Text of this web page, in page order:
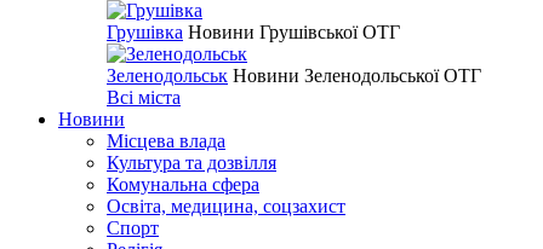
Грушівка Новини Грушівської ОТГ
Зеленодольськ Новини Зеленодольської ОТГ
Всі міста
Новини
Місцева влада
Культура та дозвілля
Комунальна сфера
Освіта, медицина, соцзахист
Спорт